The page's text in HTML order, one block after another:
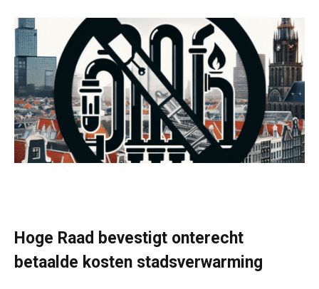
Hoge Raad bevestigt onterecht
betaalde kosten stadsverwarming